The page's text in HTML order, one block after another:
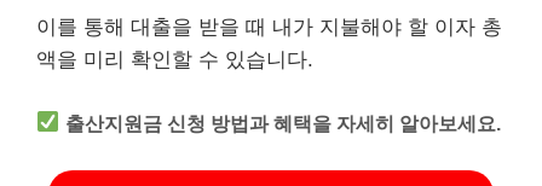
이를 통해 대출을 받을 때 내가 지불해야 할 이자 총
액을 미리 확인할 수 있습니다.
출산지원금 신청 방법과 혜택을 자세히 알아보세요.